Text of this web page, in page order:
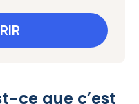
ce que c’est